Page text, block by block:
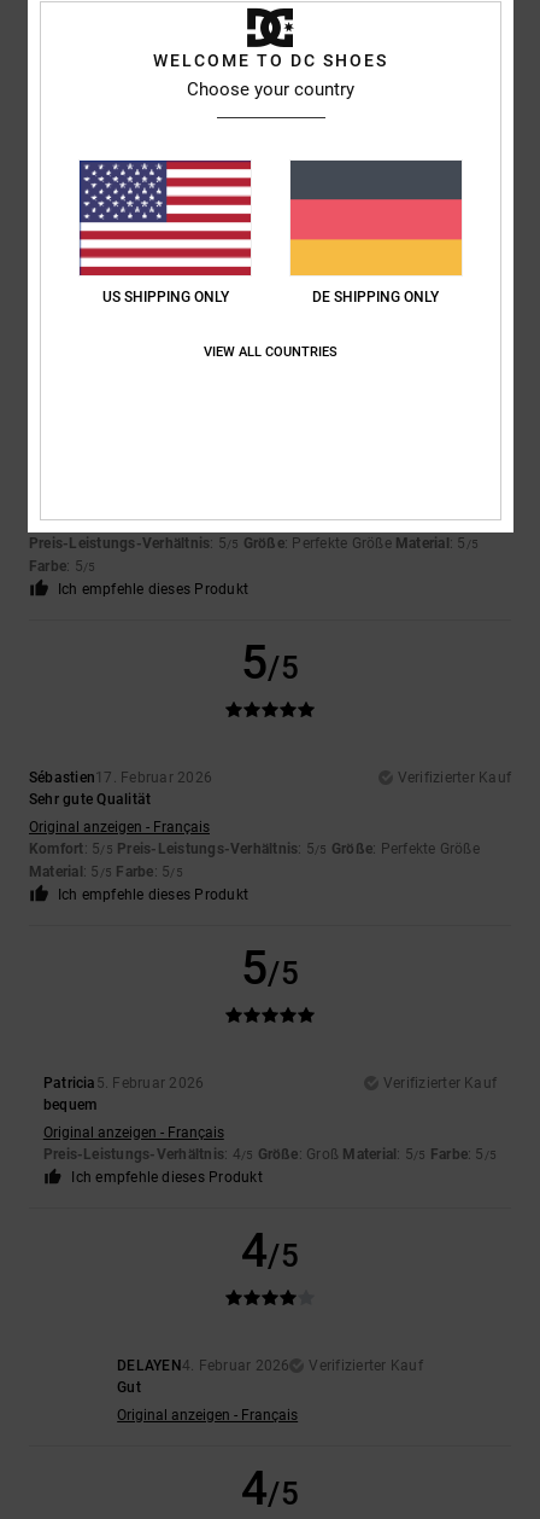
5/5
Clement26. April 2026
Ausgezeichnet
Original anzeigen - Français
Preis-Leistungs-Verhältnis
5/5
Original anzeigen - Castellano
Preis-Leistungs-Verhältnis: 5/5 Größe: Perfekte Größe Material : 5 /5
Farbe: 5/5
Ich empfehle dieses Produkt
5/5
Sébastien17. Februar 2026
Verifizierter Kauf
Sehr gute Qualität
Original anzeigen - Français
Komfort: 5/5 Preis-Leistungs-Verhältnis: 5/5 Größe: Perfekte Größe
Material : 5 /5 Farbe: 5/5
Ich empfehle dieses Produkt
5/5
Patricia 5. Februar 2026
Verifizierter Kauf
bequem
Original anzeigen - Français
Preis-Leistungs-Verhältnis: 4/5 Größe: Groß Material : 5/5 Farbe: 5 /5
Ich empfehle dieses Produkt
4/5
DELAYEN 4. Februar 2026
Verifizierter Kauf
Gut
Original anzeigen - Français
4/5
WELCOME TO DC SHOES
Choose your country
US SHIPPING ONLY DE SHIPPING ONLY
VIEW ALL COUNTRIES